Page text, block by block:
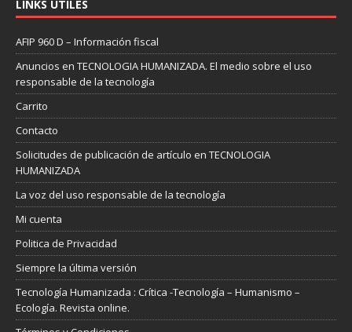
LINKS ÚTILES
AFIP 960 D – Información fiscal
Anuncios en TECNOLOGIA HUMANIZADA. El medio sobre el uso
responsable de la tecnología
Carrito
Contacto
Solicitudes de publicación de artículo en TECNOLOGIA
HUMANIZADA
La voz del uso responsable de la tecnología
Mi cuenta
Politica de Privacidad
Siempre la última versión
Tecnología Humanizada : Crítica -Tecnología – Humanismo –
Ecología. Revista online.